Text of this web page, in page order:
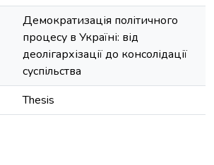
Демократизація політичного
процесу в Україні: від
деолігархізації до консолідації
суспільства
Thesis